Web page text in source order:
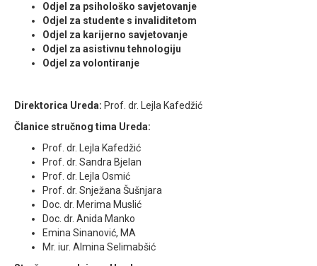
Odjel za psihološko savjetovanje
Odjel za studente s invaliditetom
Odjel za karijerno savjetovanje
Odjel za asistivnu tehnologiju
Odjel za volontiranje
Direktorica Ureda: Prof. dr. Lejla Kafedžić
Članice stručnog tima Ureda:
Prof. dr. Lejla Kafedžić
Prof. dr. Sandra Bjelan
Prof. dr. Lejla Osmić
Prof. dr. Snježana Šušnjara
Doc. dr. Merima Muslić
Doc. dr. Anida Manko
Emina Sinanović, MA
Mr. iur. Almina Selimabšić